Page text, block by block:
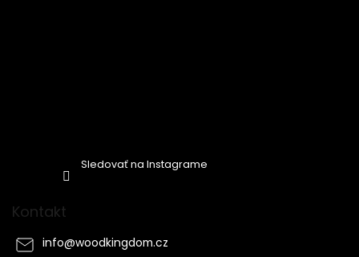
Sledovať na Instagrame
Kontakt
info@woodkingdom.cz